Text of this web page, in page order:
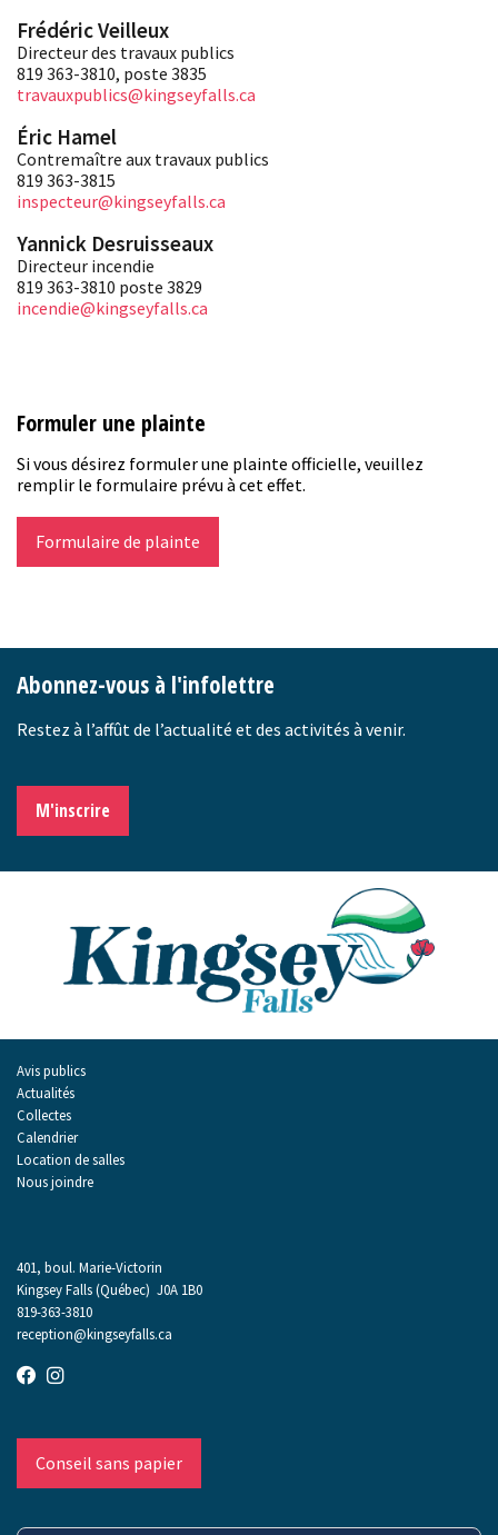
Frédéric Veilleux
Directeur des travaux publics
819 363-3810, poste 3835
travauxpublics@kingseyfalls.ca
Éric Hamel
Contremaître aux travaux publics
819 363-3815
inspecteur@kingseyfalls.ca
Yannick Desruisseaux
Directeur incendie
819 363-3810 poste 3829
incendie@kingseyfalls.ca
Formuler une plainte
Si vous désirez formuler une plainte officielle, veuillez
remplir le formulaire prévu à cet effet.
Formulaire de plainte
Abonnez-vous à l'infolettre
Restez à l’affût de l’actualité et des activités à venir.
M'inscrire
Avis publics
Actualités
Collectes
Calendrier
Location de salles
Nous joindre
401, boul. Marie-Victorin
Kingsey Falls (Québec) J0A 1B0
819-363-3810
reception@kingseyfalls.ca
Conseil sans papier